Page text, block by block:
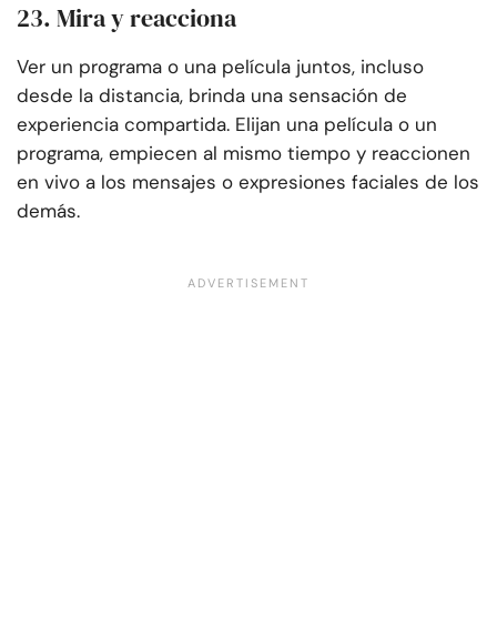
23. Mira y reacciona
Ver un programa o una película juntos, incluso
desde la distancia, brinda una sensación de
experiencia compartida. Elijan una película o un
programa, empiecen al mismo tiempo y reaccionen
en vivo a los mensajes o expresiones faciales de los
demás.